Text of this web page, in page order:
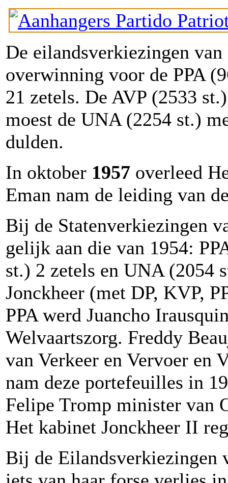
De eilandsverkiezingen van
overwinning voor de PPA
21 zetels. De AVP (2533
moest de UNA (2254 st.)
dulden.
In oktober 1957 overleed
Eman nam de leiding van
Bij de Statenverkiezingen
gelijk aan die van 1954:
st.) 2 zetels en UNA (2054
Jonckheer (met DP, KVP,
PPA werd Juancho
Welvaartszorg. Freddy
van Verkeer en Vervoer en
nam deze portefeuilles in
Felipe Tromp minister van
Het kabinet Jonckheer II
Bij de Eilandsverkiezingen